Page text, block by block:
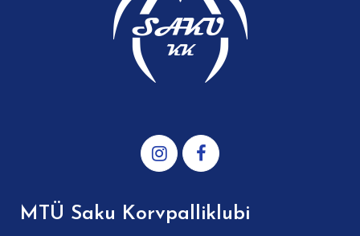
MTÜ Saku Korvpalliklubi